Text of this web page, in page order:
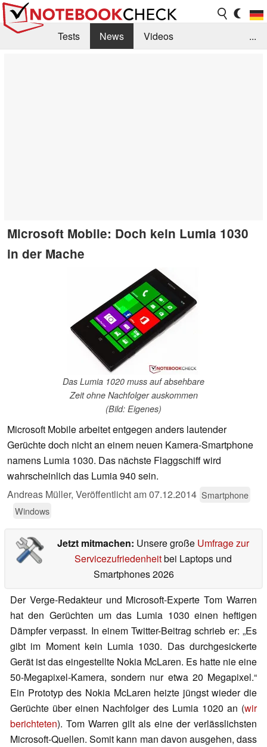
Tests News
Videos
...
Microsoft Mobile: Doch kein Lumia 1030
in der Mache
Das Lumia 1020 muss auf absehbare
Zeit ohne Nachfolger auskommen
(Bild: Eigenes)
Microsoft Mobile arbeitet entgegen anders lautender
Gerüchte doch nicht an einem neuen Kamera-Smartphone
namens Lumia 1030. Das nächste Flaggschiff wird
wahrscheinlich das Lumia 940 sein.
Andreas Müller, Veröffentlicht am07.12.2014 Smartphone
Windows
Jetzt mitmachen: Unsere große Umfrage zur
Servicezufriedenheitbei Laptops und
Smartphones 2026
Der Verge-Redakteur und Microsoft-Experte Tom Warren
hat den Gerüchten um das Lumia 1030 einen heftigen
Dämpfer verpasst. In einem Twitter-Beitrag schrieb er: „Es
gibt im Moment kein Lumia 1030. Das durchgesickerte
Gerät ist das eingestellte Nokia McLaren. Es hatte nie eine
50-Megapixel-Kamera, sondern nur etwa 20 Megapixel.“
Ein Prototyp des Nokia McLaren heizte jüngst wieder die
Gerüchte über einen Nachfolger des Lumia 1020 an (wir
berichteten). Tom Warren gilt als eine der verlässlichsten
Microsoft-Quellen. Somit kann man davon ausgehen, dass